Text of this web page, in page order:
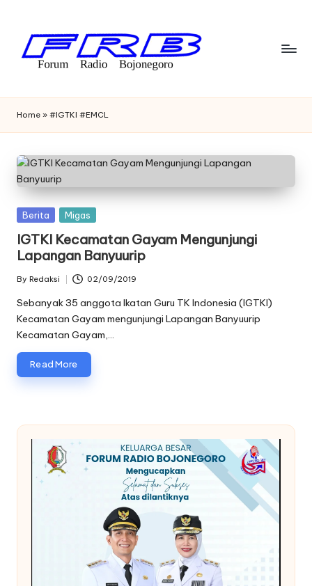
content
F
o
r
u
m
R
a
di
o
B
oj
o
n
g
Bojonegoro
Home » #IGTKI #EMCL
Posted
Berita Migas
IGTKI Kecamatan Gayam Mengunjungi
Lapangan Banyuurip
Posted
by
By Redaksi 02/09/2019
Sebanyak 35 anggota Ikatan Guru TK Indonesia (IGTKI)
Kecamatan Gayam mengunjungi Lapangan Banyuurip
Kecamatan Gayam,…
Read More